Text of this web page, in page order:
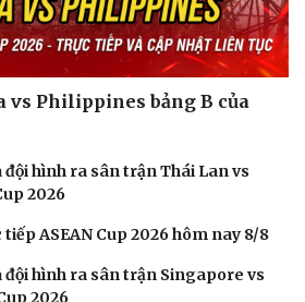
vs Philippines bảng B của
đội hình ra sân trận Thái Lan vs
2026
ASEAN Cup 2026 hôm nay 8/8
đội hình ra sân trận Singapore vs
2026